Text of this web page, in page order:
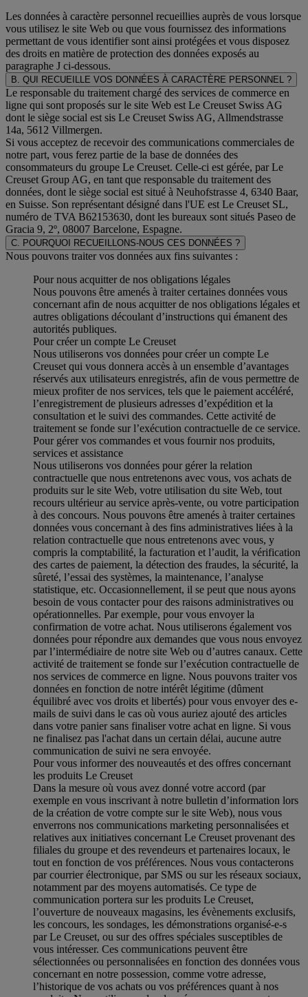
Les données à caractère personnel recueillies auprès de vous lorsque
vous utilisez le site Web ou que vous fournissez des informations
permettant de vous identifier sont ainsi protégées et vous disposez
des droits en matière de protection des données exposés au
paragraphe J ci-dessous.
B. QUI RECUEILLE VOS DONNÉES À CARACTÈRE PERSONNEL ?
Le responsable du traitement chargé des services de commerce en
ligne qui sont proposés sur le site Web est Le Creuset Swiss AG
dont le siège social est sis Le Creuset Swiss AG, Allmendstrasse
14a, 5612 Villmergen.
Si vous acceptez de recevoir des communications commerciales de
notre part, vous ferez partie de la base de données des
consommateurs du groupe Le Creuset. Celle-ci est gérée, par Le
Creuset Group AG, en tant que responsable du traitement des
données, dont le siège social est situé à Neuhofstrasse 4, 6340 Baar,
en Suisse. Son représentant désigné dans l'UE est Le Creuset SL,
numéro de TVA B62153630, dont les bureaux sont situés Paseo de
Gracia 9, 2º, 08007 Barcelone, Espagne.
C. POURQUOI RECUEILLONS-NOUS CES DONNÉES ?
Nous pouvons traiter vos données aux fins suivantes :
Pour nous acquitter de nos obligations légales
Nous pouvons être amenés à traiter certaines données vous
concernant afin de nous acquitter de nos obligations légales et
autres obligations découlant d’instructions qui émanent des
autorités publiques.
Pour créer un compte Le Creuset
Nous utiliserons vos données pour créer un compte Le
Creuset qui vous donnera accès à un ensemble d’avantages
réservés aux utilisateurs enregistrés, afin de vous permettre de
mieux profiter de nos services, tels que le paiement accéléré,
l’enregistrement de plusieurs adresses d’expédition et la
consultation et le suivi des commandes. Cette activité de
traitement se fonde sur l’exécution contractuelle de ce service.
Pour gérer vos commandes et vous fournir nos produits,
services et assistance
Nous utiliserons vos données pour gérer la relation
contractuelle que nous entretenons avec vous, vos achats de
produits sur le site Web, votre utilisation du site Web, tout
recours ultérieur au service après-vente, ou votre participation
à des concours. Nous pouvons être amenés à traiter certaines
données vous concernant à des fins administratives liées à la
relation contractuelle que nous entretenons avec vous, y
compris la comptabilité, la facturation et l’audit, la vérification
des cartes de paiement, la détection des fraudes, la sécurité, la
sûreté, l’essai des systèmes, la maintenance, l’analyse
statistique, etc. Occasionnellement, il se peut que nous ayons
besoin de vous contacter pour des raisons administratives ou
opérationnelles. Par exemple, pour vous envoyer la
confirmation de votre achat. Nous utiliserons également vos
données pour répondre aux demandes que vous nous envoyez
par l’intermédiaire de notre site Web ou d’autres canaux. Cette
activité de traitement se fonde sur l’exécution contractuelle de
nos services de commerce en ligne. Nous pouvons traiter vos
données en fonction de notre intérêt légitime (dûment
équilibré avec vos droits et libertés) pour vous envoyer des e-
mails de suivi dans le cas où vous auriez ajouté des articles
dans votre panier sans finaliser votre achat en ligne. Si vous
ne finalisez pas l'achat dans un certain délai, aucune autre
communication de suivi ne sera envoyée.
Pour vous informer des nouveautés et des offres concernant
les produits Le Creuset
Dans la mesure où vous avez donné votre accord (par
exemple en vous inscrivant à notre bulletin d’information lors
de la création de votre compte sur le site Web), nous vous
enverrons nos communications marketing personnalisées et
relatives aux initiatives concernant Le Creuset provenant des
filiales du groupe et des revendeurs et partenaires locaux, le
tout en fonction de vos préférences. Nous vous contacterons
par courrier électronique, par SMS ou sur les réseaux sociaux,
notamment par des moyens automatisés. Ce type de
communication portera sur les produits Le Creuset,
l’ouverture de nouveaux magasins, les évènements exclusifs,
les concours, les sondages, les démonstrations organisé-e-s
par Le Creuset, ou sur des offres spéciales susceptibles de
vous intéresser. Ces communications peuvent être
sélectionnées ou personnalisées en fonction des données vous
concernant en notre possession, comme votre adresse,
l’historique de vos achats ou vos préférences quant à nos